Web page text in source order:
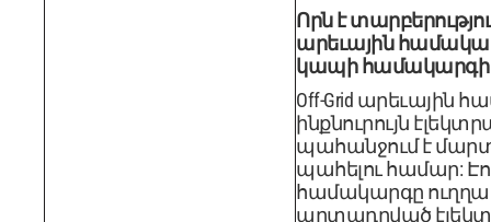
Որն է
արեւային
կապի համակարգի
Off-Grid արեւային
ինքնուրույն
պահանջում է
պահելու համար:
համակարգը
արտադրված